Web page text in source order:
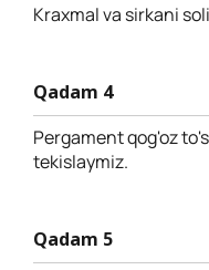
Kraxmal va sirkani
Qadam 4
Pergament qog'oz
tekislaymiz.
Qadam 5